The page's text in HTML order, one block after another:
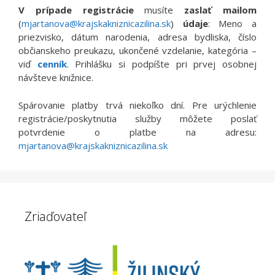
V prípade registráciemusíte zaslať mailom
(mjartanova@krajskakniznicazilina.sk) údaje: Meno a
priezvisko, dátum narodenia, adresa bydliska, číslo
občianskeho preukazu, ukončené vzdelanie, kategória –
viď cenník. Prihlášku si podpíšte pri prvej osobnej
návšteve knižnice.
Spárovanie platby trvá niekoľko dní. Pre urýchlenie
registrácie/poskytnutia služby môžete poslať
potvrdenie o platbe na adresu:
mjartanova@krajskakniznicazilina.sk
Zriaďovateľ